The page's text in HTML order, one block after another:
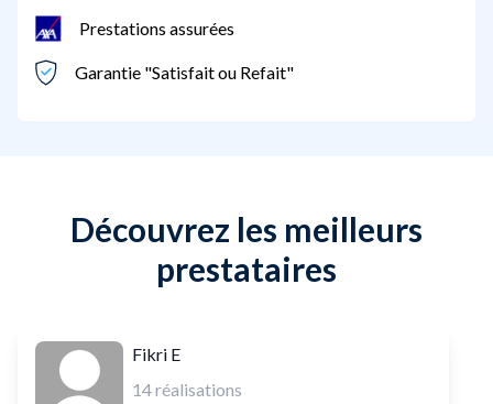
Prestations assurées
Garantie "Satisfait ou Refait"
Découvrez les meilleurs
prestataires
Fikri E
14réalisations